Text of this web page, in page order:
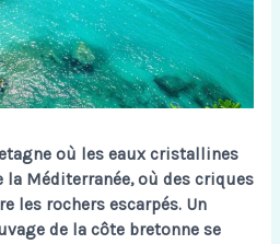
où les eaux cristallines
la Méditerranée, où des criques
les rochers escarpés. Un
de la côte bretonne se